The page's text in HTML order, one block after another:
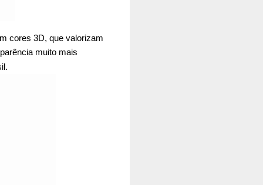
cores 3D, que valorizam
muito mais